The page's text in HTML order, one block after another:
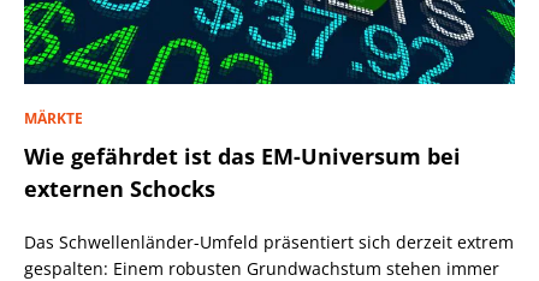
MÄRKTE
Wie gefährdet ist das EM-Universum bei
externen Schocks
Das Schwellenländer-Umfeld präsentiert sich derzeit extrem
gespalten: Einem robusten Grundwachstum stehen immer